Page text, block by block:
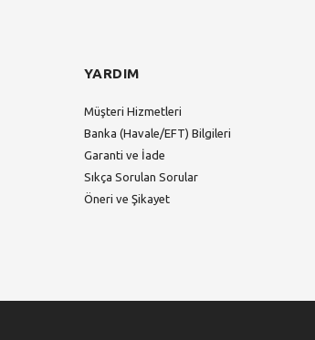
YARDIM
Müşteri Hizmetleri
Banka (Havale/EFT) Bilgileri
Garanti ve İade
Sıkça Sorulan Sorular
Öneri ve Şikayet